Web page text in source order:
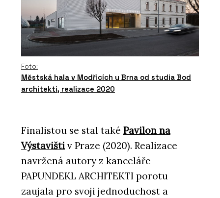
Foto:
Městská hala v Modřicích u Brna od studia Bod
architekti, realizace 2020
Finalistou se stal také Pavilon na
Výstavišti v Praze (2020). Realizace
navržená autory z kanceláře
PAPUNDEKL ARCHITEKTI porotu
zaujala pro svoji jednoduchost a